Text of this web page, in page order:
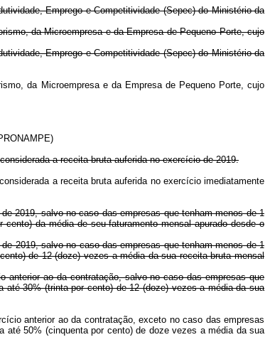
Emprego e Competitividade (Sepec) do Ministério da
da Microempresa e da Empresa de Pequeno Porte, cujo
Emprego e Competitividade (Sepec) do Ministério da
da Microempresa e da Empresa de Pequeno Porte, cujo
a receita bruta auferida no exercício de 2019.
a receita bruta auferida no exercício imediatamente
2019, salvo no caso das empresas que tenham menos de 1
da média de seu faturamento mensal apurado desde o
2019, salvo no caso das empresas que tenham menos de 1
de 12 (doze) vezes a média da sua receita bruta mensal
anterior ao da contratação, salvo no caso das empresas que
30% (trinta por cento) de 12 (doze) vezes a média da sua
anterior ao da contratação, exceto no caso das empresas
até 50% (cinquenta por cento) de doze vezes a média da sua